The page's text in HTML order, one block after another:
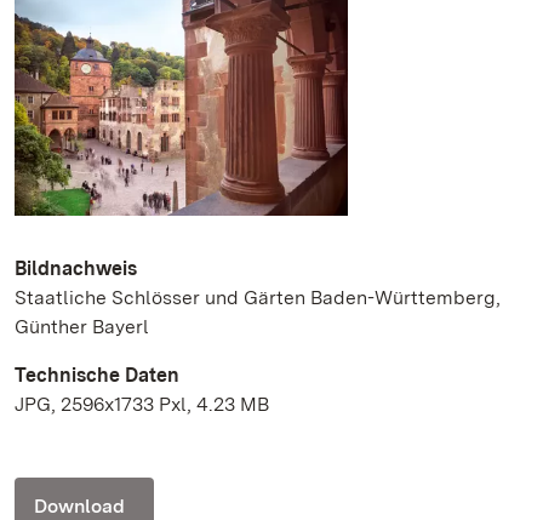
Bildnachweis
Staatliche Schlösser und Gärten Baden-Württemberg,
Günther Bayerl
Technische Daten
JPG, 2596x1733 Pxl, 4.23 MB
Download